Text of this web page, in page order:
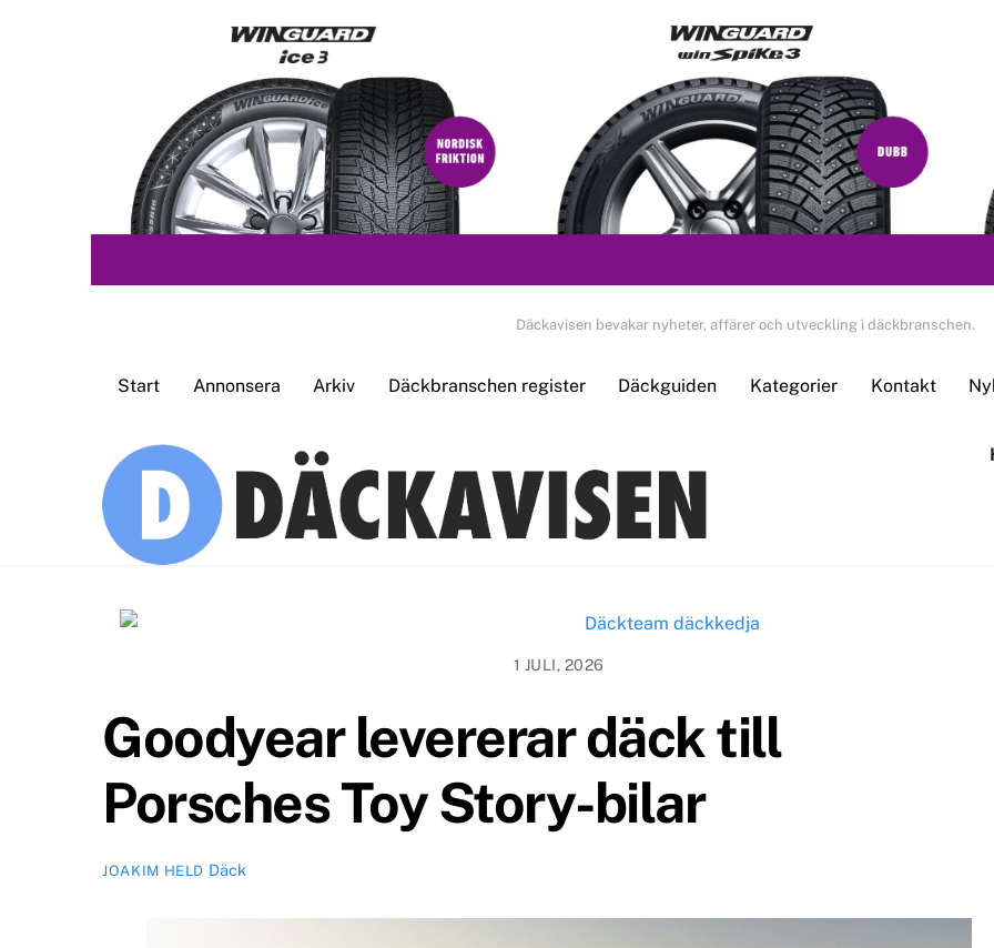
Däckavisen bevakar nyheter, affärer och utveckling i däckbranschen.
Start Annonsera Arkiv Däckbranschen register Däckguiden Kategorier Kontakt
1 JULI, 2026
Goodyear levererar däck till
Porsches Toy Story-bilar
JOAKIM HELD Däck